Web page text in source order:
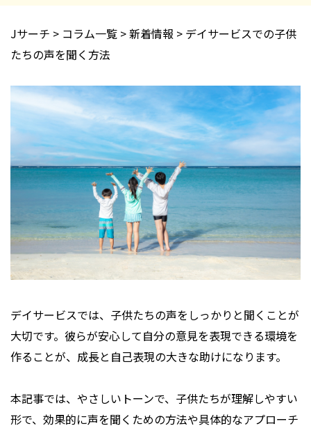
プライバシーポリシー
Jサーチ > コラム一覧 >新着情報 > デイサービスでの子供
たちの声を聞く方法
デイサービスでは、子供たちの声をしっかりと聞くことが
大切です。彼らが安心して自分の意見を表現できる環境を
作ることが、成長と自己表現の大きな助けになります。
本記事では、やさしいトーンで、子供たちが理解しやすい
形で、効果的に声を聞くための方法や具体的なアプローチ